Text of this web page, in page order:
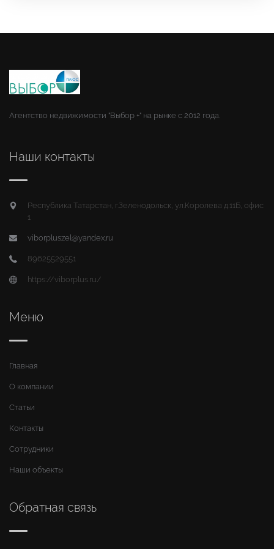
Агентство недвижимости "Выбор +" на рынке с 2012 года.
Наши контакты
Республика Татарстан, г.Зеленодольск, ул.Королева д.11Б, офис
1
viborpluszel@yandex.ru
89625529551
https://viborplus.ru/
Меню
Главная
О компании
Статьи
Контакты
Сотрудники
Наши объекты
Обратная связь